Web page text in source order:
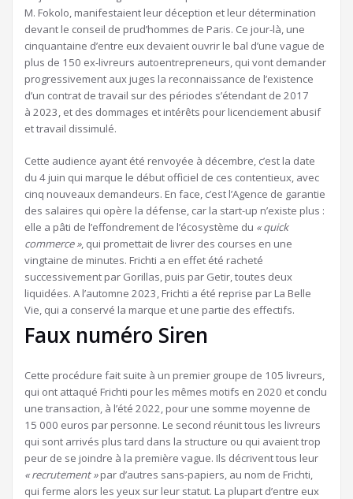
M. Fokolo, manifestaient leur déception et leur détermination
devant le conseil de prud’hommes de Paris. Ce jour-là, une
cinquantaine d’entre eux devaient ouvrir le bal d’une vague de
plus de 150 ex-livreurs autoentrepreneurs, qui vont demander
progressivement aux juges la reconnaissance de l’existence
d’un contrat de travail sur des périodes s’étendant de 2017
à 2023, et des dommages et intérêts pour licenciement abusif
et travail dissimulé.
Cette audience ayant été renvoyée à décembre, c’est la date
du 4 juin qui marque le début officiel de ces contentieux, avec
cinq nouveaux demandeurs. En face, c’est l’Agence de garantie
des salaires qui opère la défense, car la start-up n’existe plus :
elle a pâti de l’effondrement de l’écosystème du « quick
commerce », qui promettait de livrer des courses en une
vingtaine de minutes. Frichti a en effet été racheté
successivement par Gorillas, puis par Getir, toutes deux
liquidées. A l’automne 2023, Frichti a été reprise par La Belle
Vie, qui a conservé la marque et une partie des effectifs.
Faux numéro Siren
Cette procédure fait suite à un premier groupe de 105 livreurs,
qui ont attaqué Frichti pour les mêmes motifs en 2020 et conclu
une transaction, à l’été 2022, pour une somme moyenne de
15 000 euros par personne. Le second réunit tous les livreurs
qui sont arrivés plus tard dans la structure ou qui avaient trop
peur de se joindre à la première vague. Ils décrivent tous leur
« recrutement »par d’autres sans-papiers, au nom de Frichti,
qui ferme alors les yeux sur leur statut. La plupart d’entre eux